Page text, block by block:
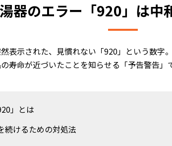
器のエラー「920」は中
表示された、見慣れない「920」という数
寿命が近づいたことを知らせる「予告警告」
」とは
続けるための対処法